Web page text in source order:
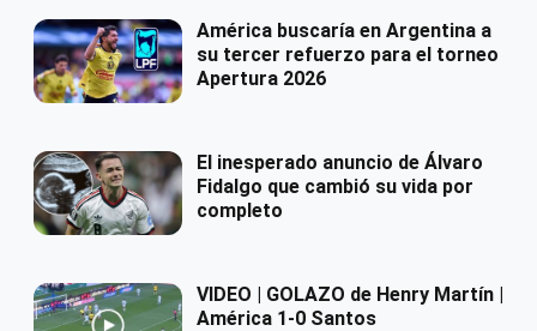
América buscaría en Argentina a
su tercer refuerzo para el torneo
Apertura 2026
El inesperado anuncio de Álvaro
Fidalgo que cambió su vida por
completo
VIDEO | GOLAZO de Henry Martín |
América 1-0 Santos